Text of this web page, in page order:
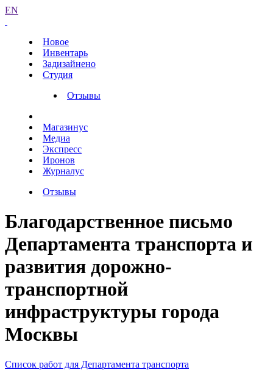
EN
Новое
Инвентарь
Задизайнено
Студия
Отзывы
Магазинус
Медиа
Экспресс
Иронов
Журналус
Отзывы
Благодарственное письмо
Департамента транспорта и
развития дорожно-
транспортной
инфраструктуры города
Москвы
Список работ для Департамента транспорта